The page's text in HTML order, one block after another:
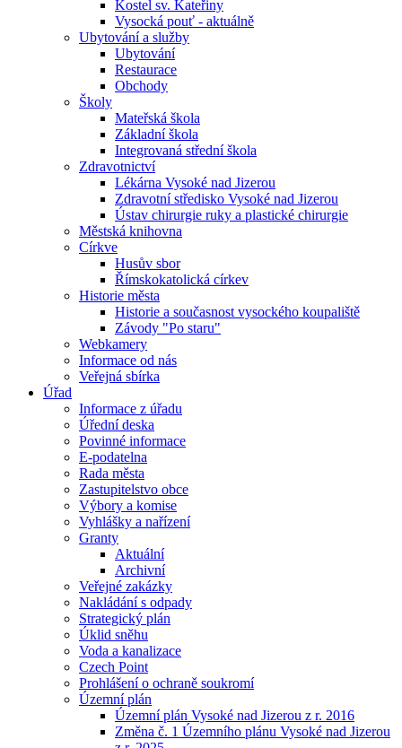
Kostel sv. Kateřiny
Vysocká pouť - aktuálně
Ubytování a služby
Ubytování
Restaurace
Obchody
Školy
Mateřská škola
Základní škola
Integrovaná střední škola
Zdravotnictví
Lékárna Vysoké nad Jizerou
Zdravotní středisko Vysoké nad Jizerou
Ústav chirurgie ruky a plastické chirurgie
Městská knihovna
Církve
Husův sbor
Římskokatolická církev
Historie města
Historie a současnost vysockého koupaliště
Závody "Po staru"
Webkamery
Informace od nás
Veřejná sbírka
Úřad
Informace z úřadu
Úřední deska
Povinné informace
E-podatelna
Rada města
Zastupitelstvo obce
Výbory a komise
Vyhlášky a nařízení
Granty
Aktuální
Archivní
Veřejné zakázky
Nakládání s odpady
Strategický plán
Úklid sněhu
Voda a kanalizace
Czech Point
Prohlášení o ochraně soukromí
Územní plán
Územní plán Vysoké nad Jizerou z r. 2016
Změna č. 1 Územního plánu Vysoké nad Jizerou